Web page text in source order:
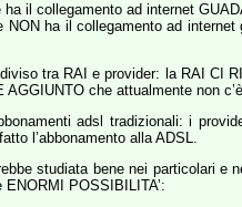
ha il collegamento ad internet
NON ha il collegamento ad
tra RAI e provider: la RAI CI
che attualmente non
adsl tradizionali: i
l’abbonamento alla ADSL.
studiata bene nei particolari
POSSIBILITA’: